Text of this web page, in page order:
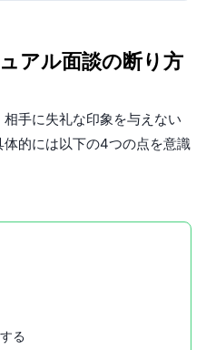
アル面談の断り方
手に失礼な印象を与えない
的には以下の4つの点を意識
る